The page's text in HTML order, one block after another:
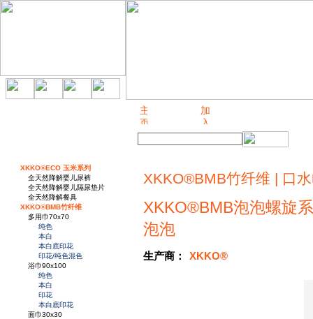
XKKO®ECO 玉米系列
全天然降解婴儿尿裤
全天然降解婴儿隔尿垫片
全天然降解餐具
XKKO®BMB竹纤维
多用巾70x70
纯色
本白
本白底印花
印花/纯色混色
浴巾90x100
纯色
本白
印花
本白底印花
面巾30x30
XKKO®BMB竹纤维 | 口
XKKO®BMB泡泡螺旋
泡泡
生产商： XKKO®